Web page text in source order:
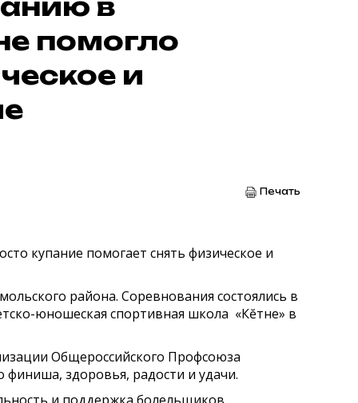
в
помогло
и
Печать
купание помогает снять физическое и
района. Соревнования состоялись в
юношеская спортивная школа «Кĕтне» в
Общероссийского Профсоюза
финиша, здоровья, радости и удачи.